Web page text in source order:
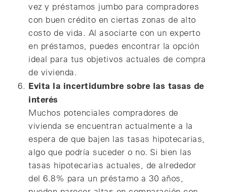
vez y préstamos jumbo para compradores
con buen crédito en ciertas zonas de alto
costo de vida. Al asociarte con un experto
en préstamos, puedes encontrar la opción
ideal para tus objetivos actuales de compra
de vivienda.
Evita la incertidumbre sobre las tasas de
interés
Muchos potenciales compradores de
vivienda se encuentran actualmente a la
espera de que bajen las tasas hipotecarias,
algo que podría suceder o no. Si bien las
tasas hipotecarias actuales, de alrededor
del 6.8% para un préstamo a 30 años,